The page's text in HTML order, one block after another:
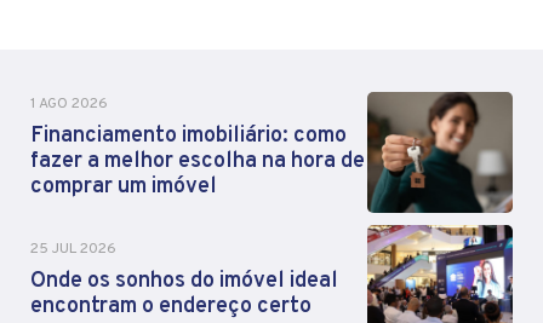
1 AGO 2026
Financiamento imobiliário: como
fazer a melhor escolha na hora de
comprar um imóvel
25 JUL 2026
Onde os sonhos do imóvel ideal
encontram o endereço certo